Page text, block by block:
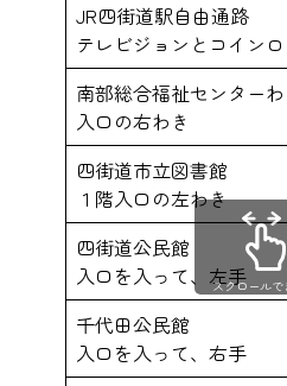
JR四街道駅自由通路
テレビジョンとコイン
南部総合福祉センター
入口の右わき
四街道市立図書館
１階入口の左わき
四街道公民館
入口を入って、左手
千代田公民館
入口を入って、右手
スクロールで